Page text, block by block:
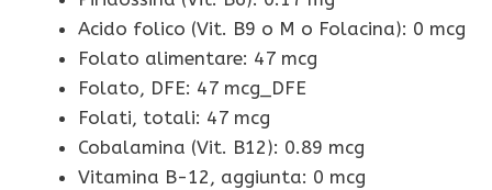
Acido folico (Vit. B9 o M o Folacina): 0 mcg
Folato alimentare: 47 mcg
Folato, DFE: 47 mcg_DFE
Folati, totali: 47 mcg
Cobalamina (Vit. B12): 0.89 mcg
Vitamina B-12, aggiunta: 0 mcg